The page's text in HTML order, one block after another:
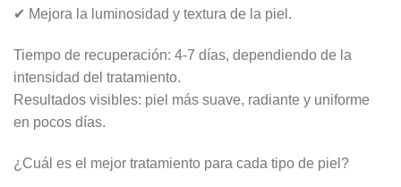
✔ Mejora la luminosidad y textura de la piel .
Tiempo de recuperación: 4-7 días, dependiendo de la
intensidad del tratamiento.
Resultados visibles: piel más suave, radiante y uniforme
en pocos días.
¿Cuál es el mejor tratamiento para cada tipo de piel?